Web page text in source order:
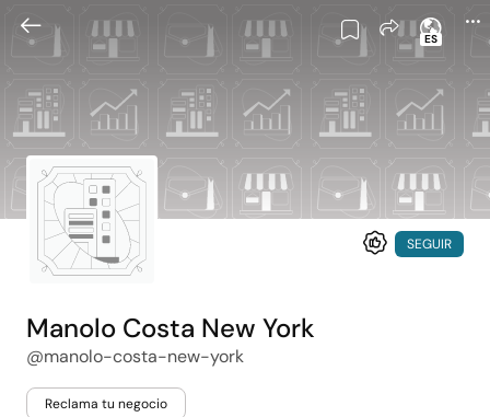
ES
SEGUIR
Manolo Costa New York
@manolo-costa-new-york
Reclama tu negocio